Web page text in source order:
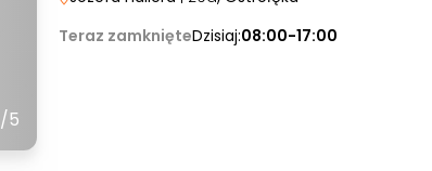
/5
Teraz zamknięteDzisiaj:08:00-17:00